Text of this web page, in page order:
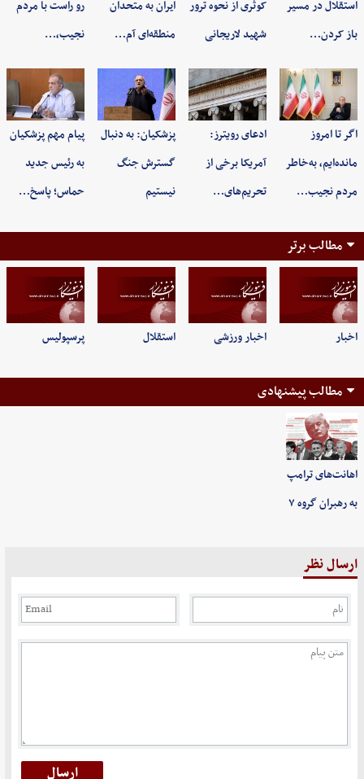
استقلال در مسیر
باز کردن…
کوثری از نحوه ترور
شهید لاریجانی
ایران به متحدان
منطقه‌ای آم…
رو راست با مردم
نجیب،…
اگر تا امروز
مانده‌ایم، به‌خاطر
مردم نجیب…
ادعای رویترز:
آمریکا برخی از
تحریم‌های…
پزشکیان: به‌ دنبال
گسترش جنگ
نیستیم
پیام مهم پزشکیان
به رئیس جدید
حماس؛ پاسخ…
مطالب برتر
اخبار اخبار ورزشی استقلال پرسپولیس
مطالب پیشنهادی
اهانت‌های ترامپ
به رهبران گروه ۷
ارسال نظر